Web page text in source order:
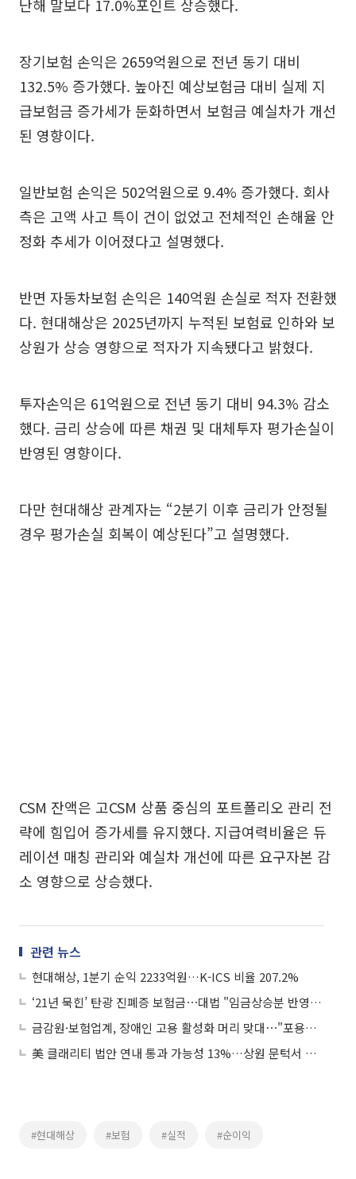
난해 말보다 17.0%포인트 상승했다.
장기보험 손익은 2659억원으로 전년 동기 대비
132.5% 증가했다. 높아진 예상보험금 대비 실제 지
급보험금 증가세가 둔화하면서 보험금 예실차가 개선
된 영향이다.
일반보험 손익은 502억원으로 9.4% 증가했다. 회사
측은 고액 사고 특이 건이 없었고 전체적인 손해율 안
정화 추세가 이어졌다고 설명했다.
반면 자동차보험 손익은 140억원 손실로 적자 전환했
다. 현대해상은 2025년까지 누적된 보험료 인하와 보
상원가 상승 영향으로 적자가 지속됐다고 밝혔다.
투자손익은 61억원으로 전년 동기 대비 94.3% 감소
했다. 금리 상승에 따른 채권 및 대체투자 평가손실이
반영된 영향이다.
다만 현대해상 관계자는 “2분기 이후 금리가 안정될
경우 평가손실 회복이 예상된다”고 설명했다.
CSM 잔액은 고CSM 상품 중심의 포트폴리오 관리 전
략에 힘입어 증가세를 유지했다. 지급여력비율은 듀
레이션 매칭 관리와 예실차 개선에 따른 요구자본 감
소 영향으로 상승했다.
관련 뉴스
현대해상, 1분기 순익 2233억원…K-ICS 비율 207.2%
‘21년 묵힌’ 탄광 진폐증 보험금⋯대법 "임금상승분 반영ㆍ재산정해야"
금감원·보험업계, 장애인 고용 활성화 머리 맞대⋯"포용적 금융 실천"
美 클래리티 법안 연내 통과 가능성 13%…상원 문턱서 제동
#현대해상 #보험 #실적 #순이익